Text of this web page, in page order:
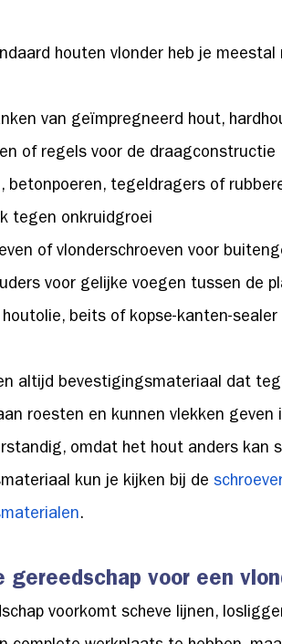
houten vlonder heb je meestal
van geïmpregneerd hout,
of regels voor de draagconstructie
betonpoeren, tegeldragers of
tegen onkruidgroei
of vlonderschroeven voor
voor gelijke voegen tussen de
houtolie, beits of kopse-kanten-sealer
altijd bevestigingsmateriaal dat
roesten en kunnen vlekken geven
omdat het hout anders kan
kun je kijken bij de
.
gereedschap voor een
voorkomt scheve lijnen,